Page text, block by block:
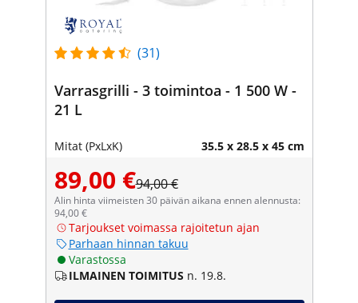
(31)
Varrasgrilli - 3 toimintoa - 1 500 W -
21 L
Mitat (PxLxK) 35.5 x 28.5 x 45 cm
89,00 €94,00 €
Alin hinta viimeisten 30 päivän aikana ennen alennusta:
94,00 €
Tarjoukset voimassa rajoitetun ajan
Parhaan hinnan takuu
Varastossa
ILMAINEN TOIMITUS n. 19.8.